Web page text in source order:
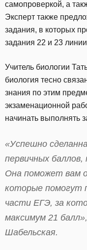
самопроверкой, а
Эксперт также
задания, в которых
задания 22 и 23
Учитель биологии
биология тесно
знания по этим
экзаменационной
начинать выполнять
«Успешно
первичных
Она поможет вам
которые помогут
части ЕГЭ, за
максимум 21
Шабельская.